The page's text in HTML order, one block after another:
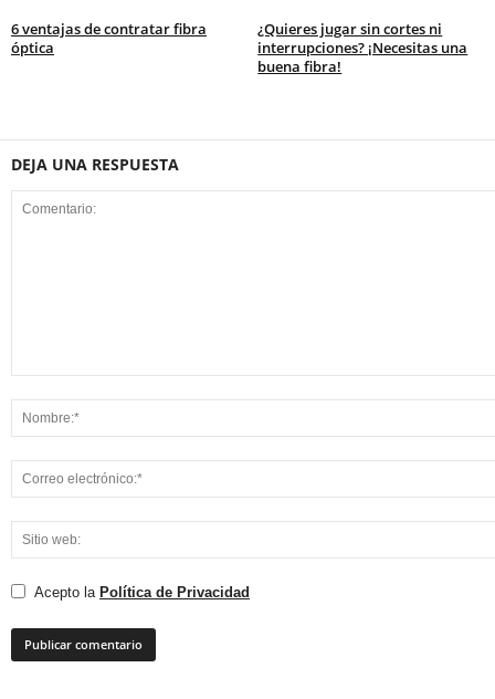
6 ventajas de contratar fibra
óptica
¿Quieres jugar sin cortes ni
interrupciones? ¡Necesitas una
buena fibra!
DEJA UNA RESPUESTA
Acepto la Política de Privacidad